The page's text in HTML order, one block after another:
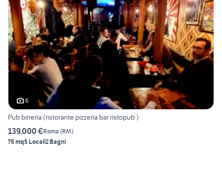
6
Pub birreria (ristorante pizzeria bar ristopub )
139.000 €Roma (RM)
75 mq5 Locali2 Bagni